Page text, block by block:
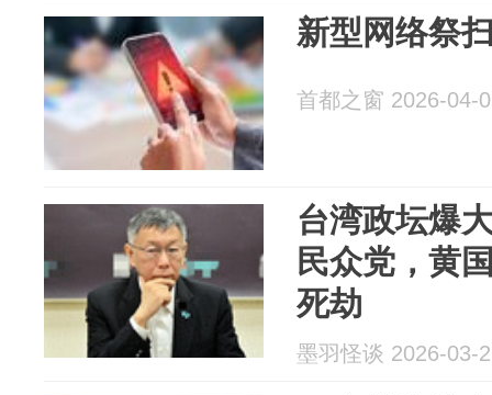
新型网络祭
首都之窗 2026-04-
台湾政坛爆
民众党，黄
死劫
墨羽怪谈 2026-03-